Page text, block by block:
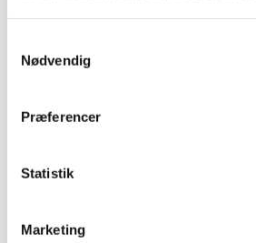
Nødvendig
Præferencer
Statistik
Marketing
Sundhedsmiljø
Trafiksikkerhed
Værktøj